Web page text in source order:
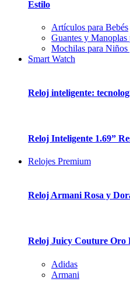
Estilo
Artículos para Bebés
Guantes y Manoplas
Mochilas para
Smart Watch
Reloj inteligente:
Reloj Inteligente 1.69”
Relojes Premium
Reloj Armani Rosa y
Reloj Juicy Couture Oro
Adidas
Armani